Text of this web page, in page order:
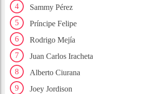
Sammy Pérez
Príncipe Felipe
Rodrigo Mejía
Juan Carlos Iracheta
Alberto Ciurana
Joey Jordison